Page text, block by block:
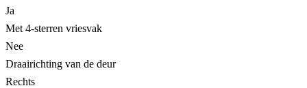
Ja
Met 4-sterren vriesvak
Nee
Draairichting van de deur
Rechts